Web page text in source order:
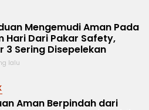
Mengemudi Aman Pada
Hari Dari Pakar Safety,
3 Sering Disepelekan
lalu
Aman Berpindah dari